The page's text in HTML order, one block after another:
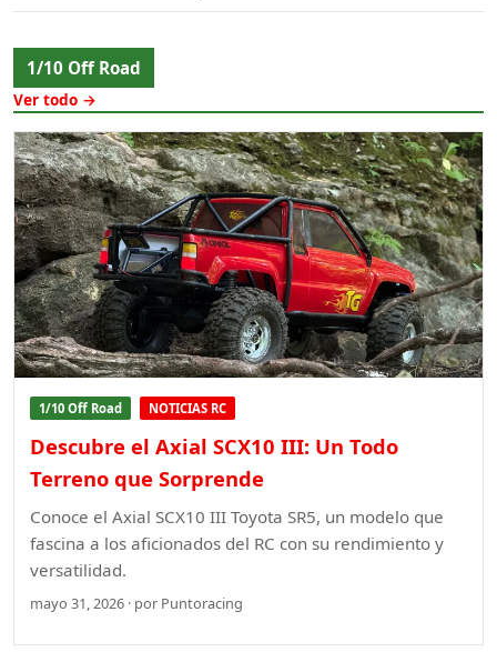
1/10 Off Road
Ver todo →
1/10 Off Road NOTICIAS RC
Descubre el Axial SCX10 III: Un Todo
Terreno que Sorprende
Conoce el Axial SCX10 III Toyota SR5, un modelo que
fascina a los aficionados del RC con su rendimiento y
versatilidad.
mayo 31, 2026 · por Puntoracing